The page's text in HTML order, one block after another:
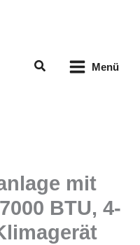
Suchen Menü
mit
BTU, 4-